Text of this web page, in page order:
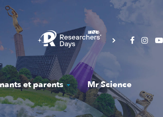
et parents Mr Science